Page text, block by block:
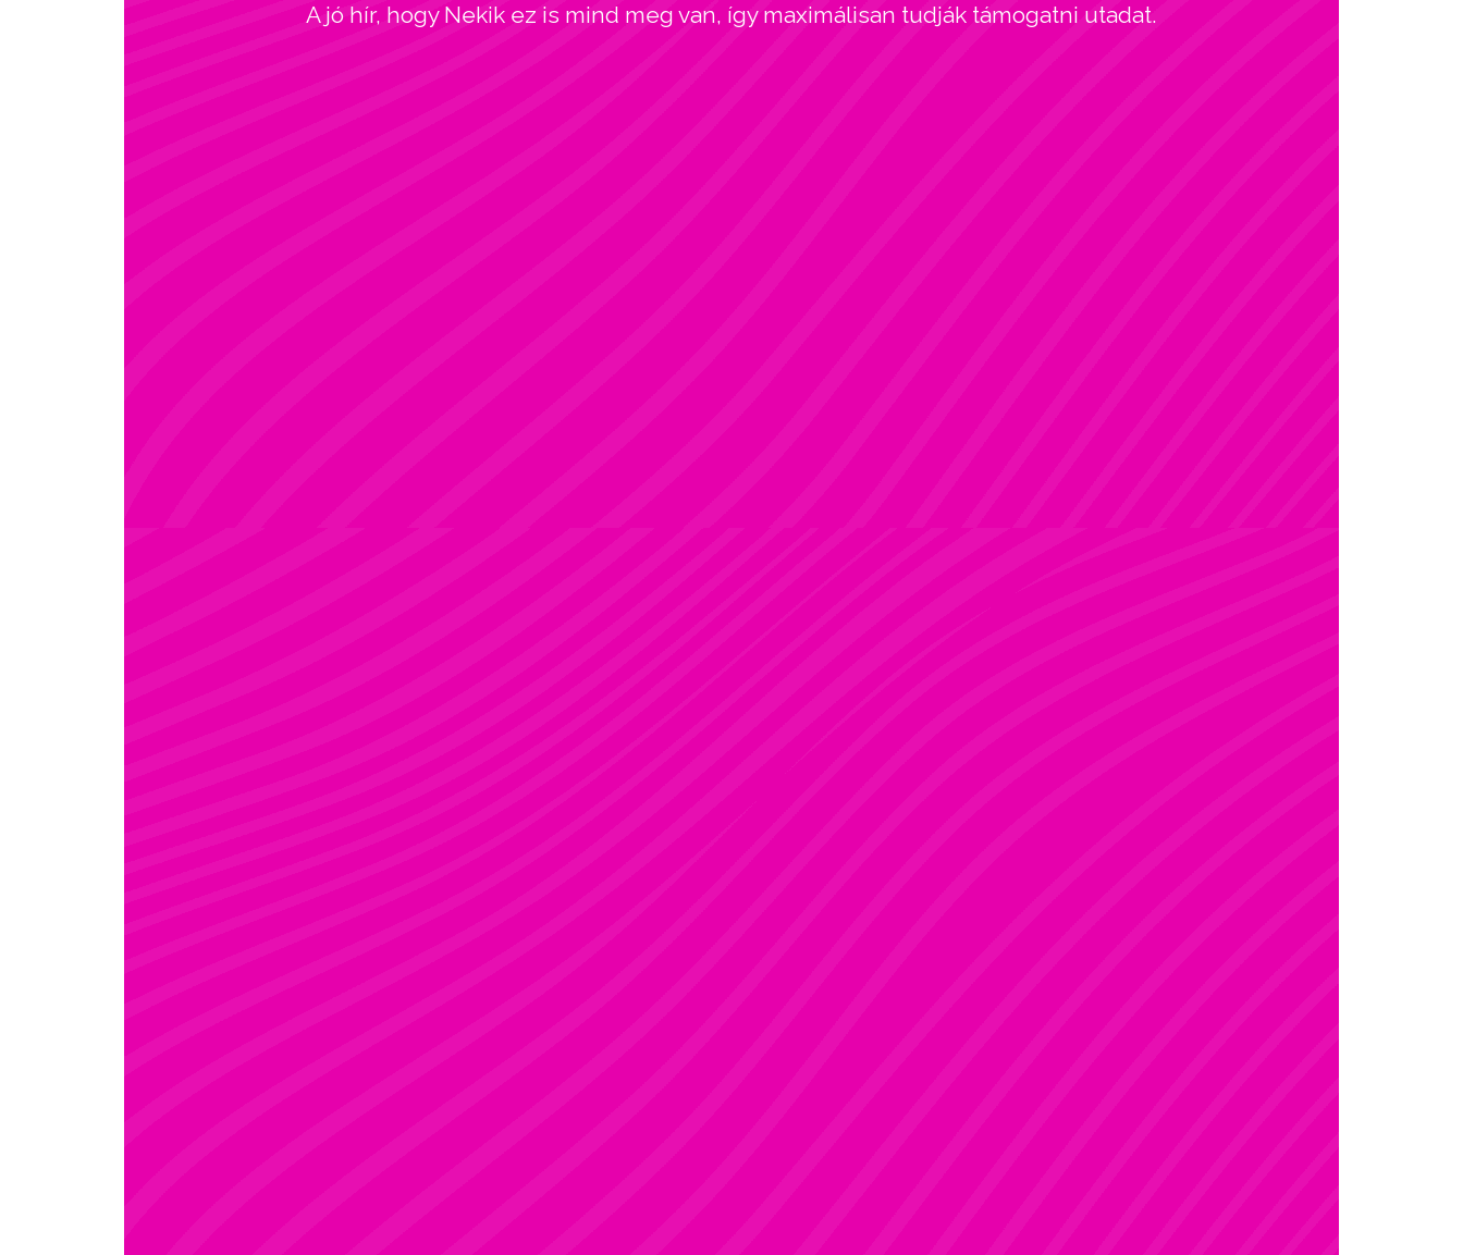
A jó hír, hogy Nekik ez is mind meg van, így maximálisan tudják támogatni utadat.